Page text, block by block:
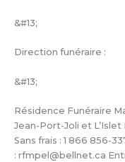
&#13;
Direction funéraire :
&#13;
Résidence Funéraire
Jean-Port-Joli et L’Islet
Sans frais : 1 866 856-
: rfmpel@bellnet.ca